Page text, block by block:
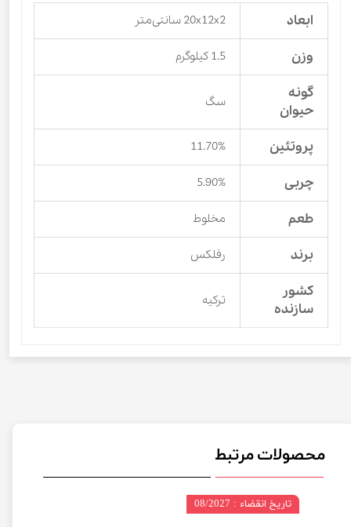
ابعاد 20x12x2 سانتی‌متر
وزن 1.5 کیلوگرم
گونه
حیوان
سگ
پروتئین 11.70%
چربی 5.90%
طعم مخلوط
برند رفلکس
کشور
سازنده
ترکیه
محصولات مرتبط
تاریخ انقضاء : 08/2027